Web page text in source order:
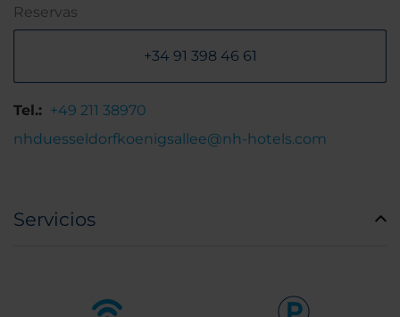
Reservas
+34 91 398 46 61
Tel.: +49 211 38970
nhduesseldorfkoenigsallee@nh-hotels.com
Servicios